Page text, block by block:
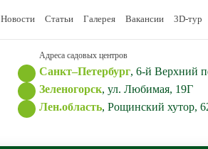
Новости Статьи Галерея Вакансии 3D-тур
Адреса садовых центров
Санкт–Петербург, 6-й Верхний
Зеленогорск, ул. Любимая, 19Г
Лен.область, Рощинский хутор,